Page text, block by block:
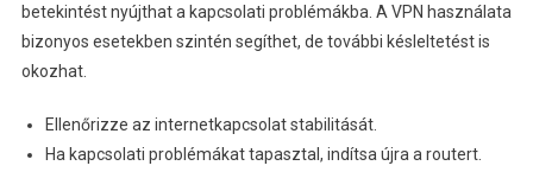
betekintést nyújthat a kapcsolati problémákba. A VPN használata
bizonyos esetekben szintén segíthet, de további késleltetést is
okozhat.
Ellenőrizze az internetkapcsolat stabilitását.
Ha kapcsolati problémákat tapasztal, indítsa újra a routert.